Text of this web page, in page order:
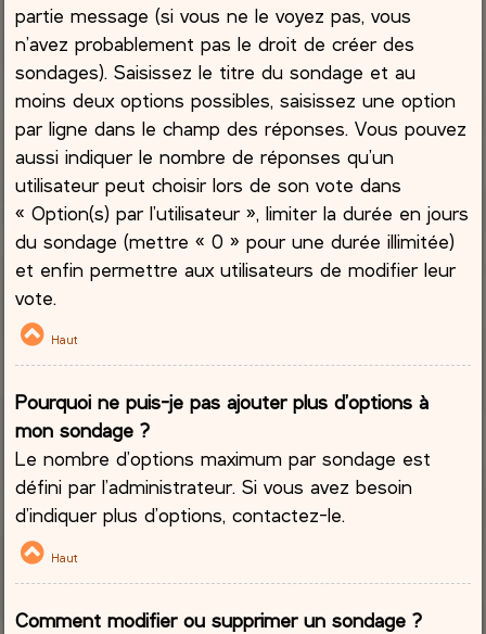
partie message (si vous ne le voyez pas, vous
n’avez probablement pas le droit de créer des
sondages). Saisissez le titre du sondage et au
moins deux options possibles, saisissez une option
par ligne dans le champ des réponses. Vous pouvez
aussi indiquer le nombre de réponses qu’un
utilisateur peut choisir lors de son vote dans
« Option(s) par l’utilisateur », limiter la durée en jours
du sondage (mettre « 0 » pour une durée illimitée)
et enfin permettre aux utilisateurs de modifier leur
vote.
Haut
Pourquoi ne puis-je pas ajouter plus d’options à
mon sondage ?
Le nombre d’options maximum par sondage est
défini par l’administrateur. Si vous avez besoin
d’indiquer plus d’options, contactez-le.
Haut
Comment modifier ou supprimer un sondage ?